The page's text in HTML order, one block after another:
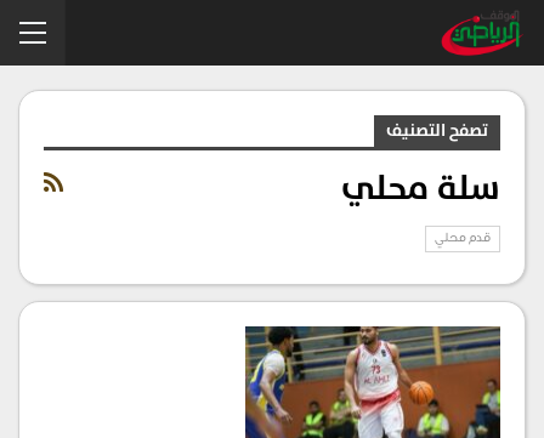
تصفح التصنيف
سلة محلي
قدم محلي